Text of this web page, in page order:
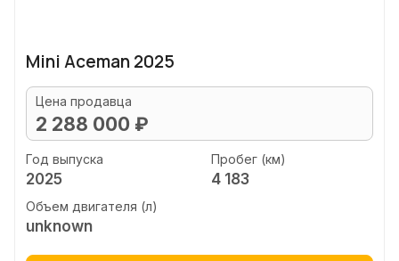
Mini Aceman 2025
Цена продавца
2 288 000 ₽
Год выпуска
2025
Пробег (км)
4 183
Объем двигателя (л)
unknown